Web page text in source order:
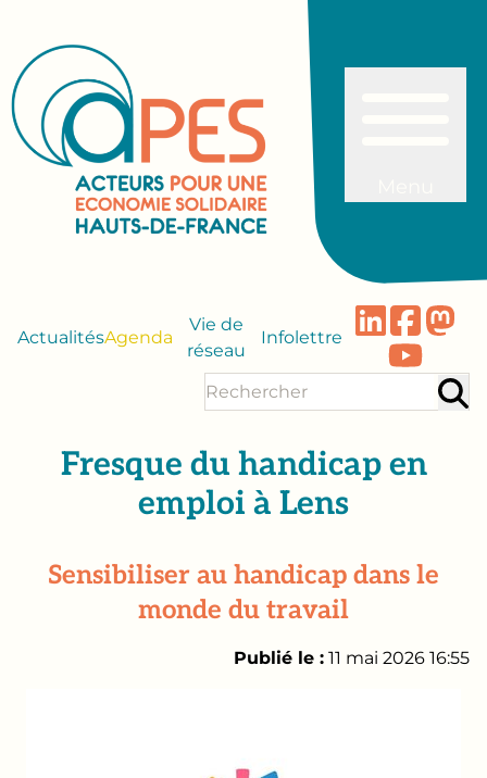
ActualitésAgenda
Vie de
réseau
Infolettre
Fresque du handicap en
emploi à Lens
Sensibiliser au handicap dans le
monde du travail
Publié le : 11 mai 2026 16:55